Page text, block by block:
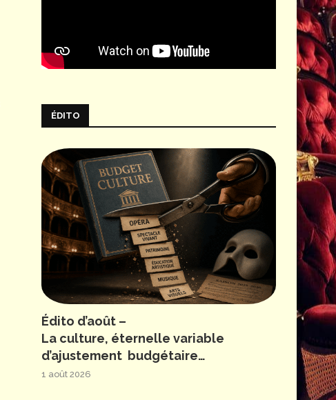
ÉDITO
Édito d’août –
La culture, éternelle variable
d’ajustement budgétaire…
1 août 2026